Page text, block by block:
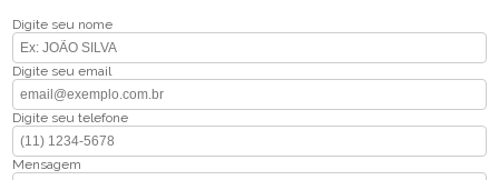
Digite seu nome
Digite seu email
Digite seu telefone
Mensagem